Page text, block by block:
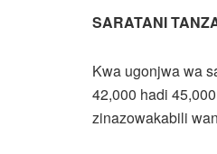
SARATANI
Kwa ugonjwa wa
42,000 hadi
zinazowakabili